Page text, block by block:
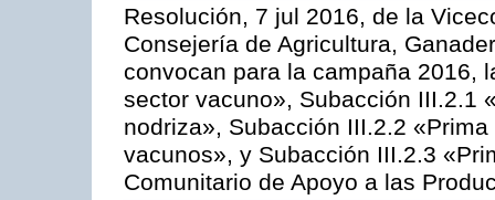
Resolución, 7 jul 2016, de la
Consejería de Agricultura,
convocan para la campaña 2016,
sector vacuno», Subacción III.2.1
nodriza», Subacción III.2.2
vacunos», y Subacción III.2.3
Comunitario de Apoyo a las